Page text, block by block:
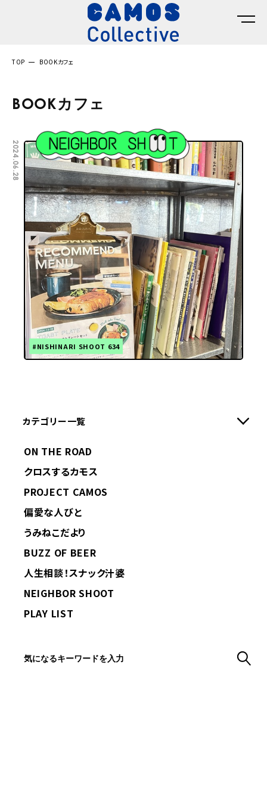
TOP BOOKカフェ
BOOKカフェ
2024.06.28
#NISHINARI SHOOT 634
カテゴリー一覧
ON THE ROAD
クロスするカモス
PROJECT CAMOS
偏愛な人びと
うみねこだより
BUZZ OF BEER
人生相談！スナック汁婆
NEIGHBOR SHOOT
PLAY LIST